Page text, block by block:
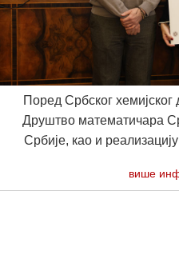
Поред Србског
Друштво математичара
Србије, као и
више